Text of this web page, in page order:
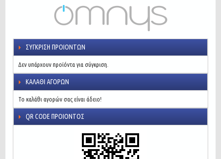
ΣΎΓΚΡΙΣΗ ΠΡΟΙΌΝΤΩΝ
Δεν υπάρχουν προϊόντα για σύγκριση.
ΚΑΛΆΘΙ ΑΓΟΡΏΝ
Το καλάθι αγορών σας είναι άδειο!
QR CODE ΠΡΟΙΌΝΤΟΣ